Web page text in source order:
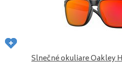
Slnečné okuliare Oakley